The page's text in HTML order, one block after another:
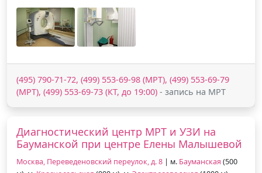
(495) 790-71-72, (499) 553-69-98 (МРТ), (499) 553-69-79
(МРТ), (499) 553-69-73 (КТ, до 19:00) - запись на МРТ
Диагностический центр МРТ и УЗИ на
Бауманской при центре Елены Малышевой
Москва, Переведеновский переулок, д. 8 | м. Бауманская (500